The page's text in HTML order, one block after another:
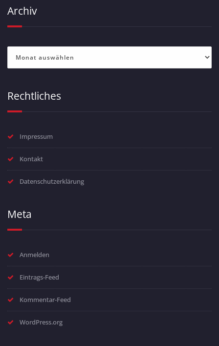
Archiv
Rechtliches
Impressum
Kontakt
Datenschutzerklärung
Meta
Anmelden
Eintrags-Feed
Kommentar-Feed
WordPress.org